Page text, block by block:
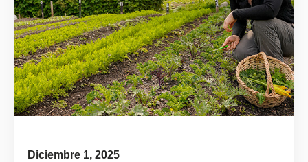
Diciembre 1, 2025